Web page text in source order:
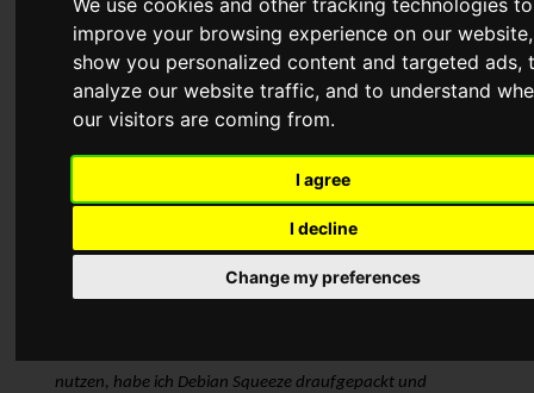
We use cookies and other tracking technologies to
improve your browsing experience on our
show you personalized content and targeted ads,
analyze our website traffic, and to understand
our visitors are coming from.
I agree
I decline
Change my preferences
Linux: Standardshell eines
Benutzers ändern
Dec 26, 2011•Linux •Comments
Advertisement
Ich habe mir wie in einem meiner letzten Beiträge
angekündigt einen vServer gemietet Als Anbieter habe ich
nutzen, habe ich Debian Squeeze draufgepackt und